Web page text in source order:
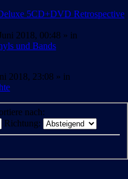
5CD+DVD Retrospective
2018, 00:48 » in
und Bands
2018, 23:08 » in
nach:
Richtung: